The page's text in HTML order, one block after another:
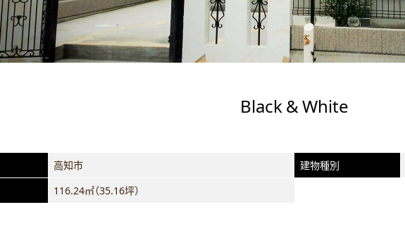
Black & White
高知市 建物種別
116.24㎡（35.16坪）